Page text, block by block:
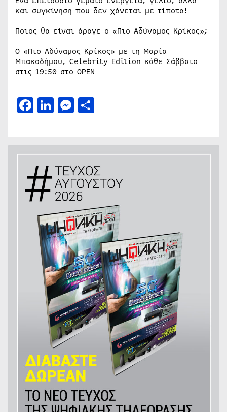
και συγκίνηση που δεν χάνεται με τίποτα!
Ποιος θα είναι άραγε ο «Πιο Αδύναμος Κρίκος»;
Ο «Πιο Αδύναμος Κρίκος» με τη Μαρία
Μπακοδήμου, Celebrity Edition κάθε Σάββατο
στις 19:50 στο OPEN
Facebook
LinkedIn
Messenger